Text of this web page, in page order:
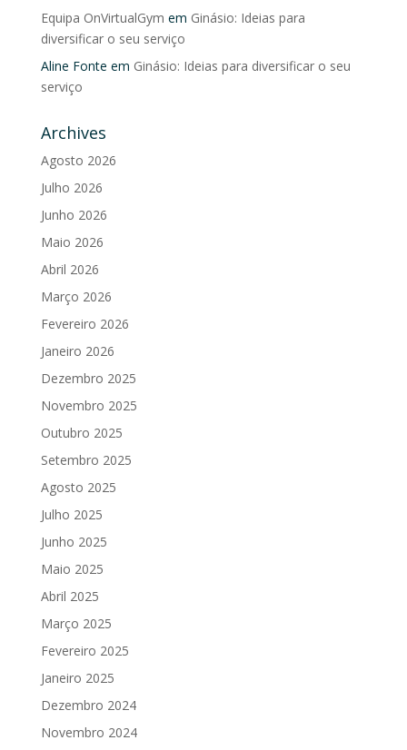
Equipa OnVirtualGym em Ginásio: Ideias para
diversificar o seu serviço
Aline Fonte em Ginásio: Ideias para diversificar o seu
serviço
Archives
Agosto 2026
Julho 2026
Junho 2026
Maio 2026
Abril 2026
Março 2026
Fevereiro 2026
Janeiro 2026
Dezembro 2025
Novembro 2025
Outubro 2025
Setembro 2025
Agosto 2025
Julho 2025
Junho 2025
Maio 2025
Abril 2025
Março 2025
Fevereiro 2025
Janeiro 2025
Dezembro 2024
Novembro 2024